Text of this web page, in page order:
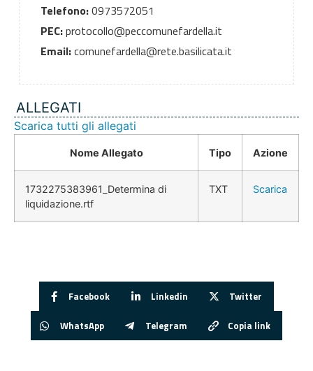
Telefono:0973572051
PEC:protocollo@peccomunefardella.it
Email:comunefardella@rete.basilicata.it
ALLEGATI
Scarica tutti gli allegati
Nome Allegato Tipo Azione
1732275383961_Determina di
liquidazione.rtf
TXT Scarica
Facebook Linkedin Twitter
WhatsApp Telegram Copia link